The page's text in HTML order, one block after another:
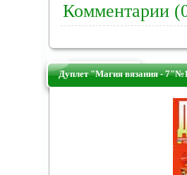
Комментарии
Дуплет "Магия вязания -